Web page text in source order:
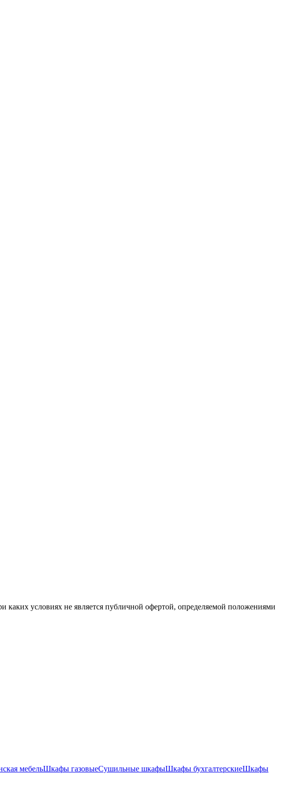
условиях не является публичной офертой, определяемой положениями
мебельШкафы газовыеСушильные шкафыШкафы бухгалтерскиеШкафы